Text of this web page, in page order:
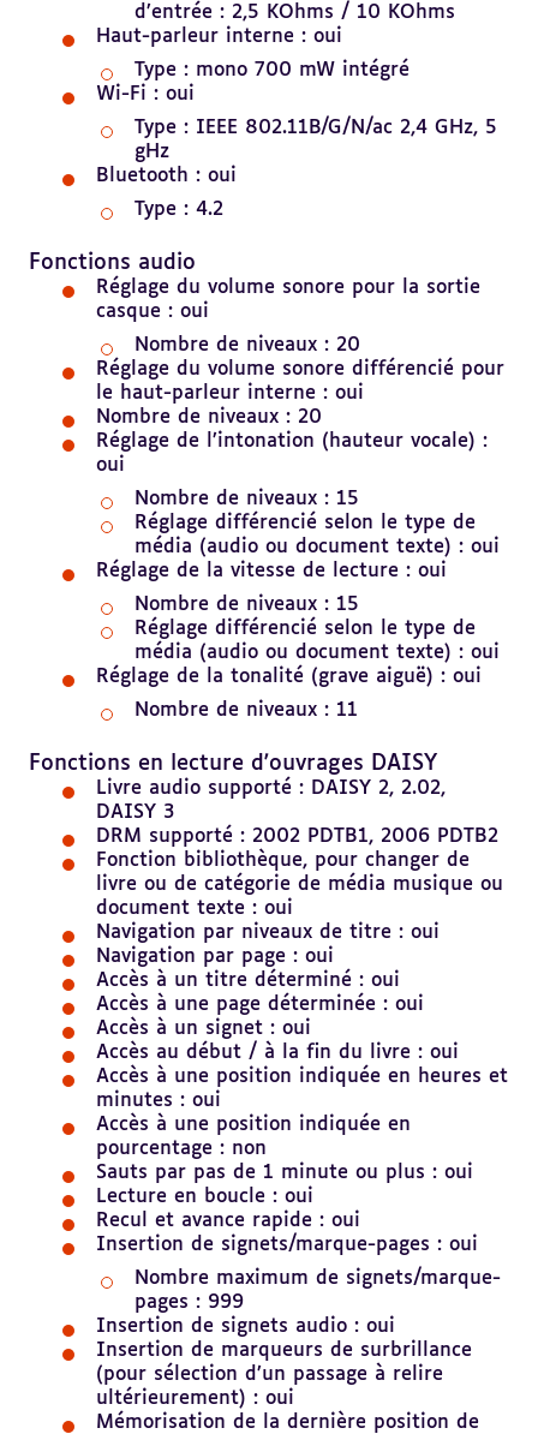
d’entrée : 2,5 KOhms / 10 KOhms
Haut-parleur interne : oui
Type : mono 700 mW intégré
Wi-Fi : oui
Type : IEEE 802.11B/G/N/ac 2,4 GHz, 5
gHz
Bluetooth : oui
Type : 4.2
Fonctions audio
Réglage du volume sonore pour la sortie
casque : oui
Nombre de niveaux : 20
Réglage du volume sonore différencié pour
le haut-parleur interne : oui
Nombre de niveaux : 20
Réglage de l’intonation (hauteur vocale) :
oui
Nombre de niveaux : 15
Réglage différencié selon le type de
média (audio ou document texte) : oui
Réglage de la vitesse de lecture : oui
Nombre de niveaux : 15
Réglage différencié selon le type de
média (audio ou document texte) : oui
Réglage de la tonalité (grave aiguë) : oui
Nombre de niveaux : 11
au
sommaire
Fonctions en lecture d'ouvrages DAISY
Livre audio supporté : DAISY 2, 2.02,
DAISY 3
DRM supporté : 2002 PDTB1, 2006 PDTB2
Fonction bibliothèque, pour changer de
livre ou de catégorie de média musique ou
document texte : oui
Navigation par niveaux de titre : oui
Navigation par page : oui
Accès à un titre déterminé : oui
Accès à une page déterminée : oui
Accès à un signet : oui
Accès au début / à la fin du livre : oui
Accès à une position indiquée en heures et
minutes : oui
Accès à une position indiquée en
pourcentage : non
Sauts par pas de 1 minute ou plus : oui
Lecture en boucle : oui
Recul et avance rapide : oui
Insertion de signets/marque-pages : oui
Nombre maximum de signets/marque-
pages : 999
Insertion de signets audio : oui
Insertion de marqueurs de surbrillance
(pour sélection d’un passage à relire
ultérieurement) : oui
Mémorisation de la dernière position de
au
sommaire